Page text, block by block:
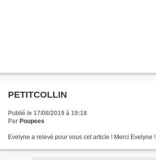
PETITCOLLIN
Publié le 17/08/2019 à 19:18
Par Poupees
Evelyne a relevé pour vous cet article ! Merci Evelyne !